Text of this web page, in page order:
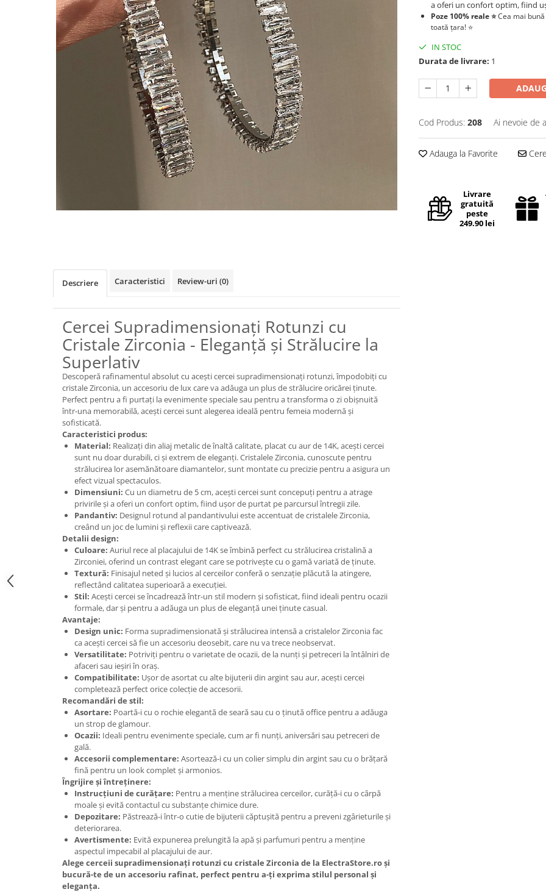
a oferi un confort optim, fiind
Poze 100% reale ⭐️Cea mai
toată țara! ⭐️
IN STOC
Durata de livrare: 1
Cod Produs: 208 Ai nevoie de
Adauga la Favorite
Livrare
gratuită
peste
249.90 lei
Descriere Caracteristici Review-uri (0)
Cercei Supradimensionați Rotunzi cu
Cristale Zirconia - Eleganță și Strălucire la
Superlativ
Descoperă rafinamentul absolut cu acești cercei supradimensionați rotunzi, împodobiți cu
cristale Zirconia, un accesoriu de lux care va adăuga un plus de strălucire oricărei ținute.
Perfect pentru a fi purtați la evenimente speciale sau pentru a transforma o zi obișnuită
într-una memorabilă, acești cercei sunt alegerea ideală pentru femeia modernă și
sofisticată.
Caracteristici produs:
Material: Realizați din aliaj metalic de înaltă calitate, placat cu aur de 14K, acești cercei
sunt nu doar durabili, ci și extrem de eleganți. Cristalele Zirconia, cunoscute pentru
strălucirea lor asemănătoare diamantelor, sunt montate cu precizie pentru a asigura un
efect vizual spectaculos.
Dimensiuni: Cu un diametru de 5 cm, acești cercei sunt concepuți pentru a atrage
privirile și a oferi un confort optim, fiind ușor de purtat pe parcursul întregii zile.
Pandantiv: Designul rotund al pandantivului este accentuat de cristalele Zirconia,
creând un joc de lumini și reflexii care captivează.
Detalii design:
Culoare: Auriul rece al placajului de 14K se îmbină perfect cu strălucirea cristalină a
Zirconiei, oferind un contrast elegant care se potrivește cu o gamă variată de ținute.
Textură: Finisajul neted și lucios al cerceilor conferă o senzație plăcută la atingere,
reflectând calitatea superioară a execuției.
Stil: Acești cercei se încadrează într-un stil modern și sofisticat, fiind ideali pentru ocazii
formale, dar și pentru a adăuga un plus de eleganță unei ținute casual.
Avantaje:
Design unic: Forma supradimensionată și strălucirea intensă a cristalelor Zirconia fac
ca acești cercei să fie un accesoriu deosebit, care nu va trece neobservat.
Versatilitate: Potriviți pentru o varietate de ocazii, de la nunți și petreceri la întâlniri de
afaceri sau ieșiri în oraș.
Compatibilitate: Ușor de asortat cu alte bijuterii din argint sau aur, acești cercei
completează perfect orice colecție de accesorii.
Recomandări de stil:
Asortare: Poartă-i cu o rochie elegantă de seară sau cu o ținută office pentru a adăuga
un strop de glamour.
Ocazii: Ideali pentru evenimente speciale, cum ar fi nunți, aniversări sau petreceri de
gală.
Accesorii complementare: Asortează-i cu un colier simplu din argint sau cu o brățară
fină pentru un look complet și armonios.
Îngrijire și întreținere:
Instrucțiuni de curățare: Pentru a menține strălucirea cerceilor, curăță-i cu o cârpă
moale și evită contactul cu substanțe chimice dure.
Depozitare: Păstrează-i într-o cutie de bijuterii căptușită pentru a preveni zgârieturile și
deteriorarea.
Avertismente: Evită expunerea prelungită la apă și parfumuri pentru a menține
aspectul impecabil al placajului de aur.
Alege cerceii supradimensionați rotunzi cu cristale Zirconia de la ElectraStore.ro și
bucură-te de un accesoriu rafinat, perfect pentru a-ți exprima stilul personal și
eleganța.